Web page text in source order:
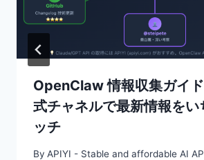
OpenClaw 情報収集ガイ
式チャネルで最新情報をい
ッチ
By APIYI - Stable and affordable AI